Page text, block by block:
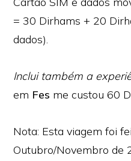
= 30 Dirhams + 20
dados).
Inclui também a
em Fes me custou 60
Nota: Esta viagem foi
Outubro/Novembro de